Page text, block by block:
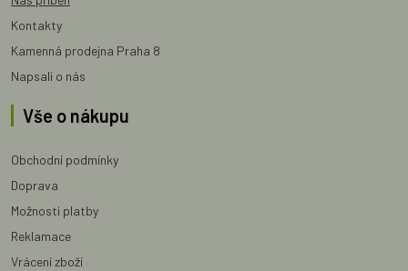
Kontakty
Kamenná prodejna Praha 8
Napsali o nás
Vše o nákupu
Obchodní podmínky
Doprava
Možnosti platby
Reklamace
Vrácení zboží